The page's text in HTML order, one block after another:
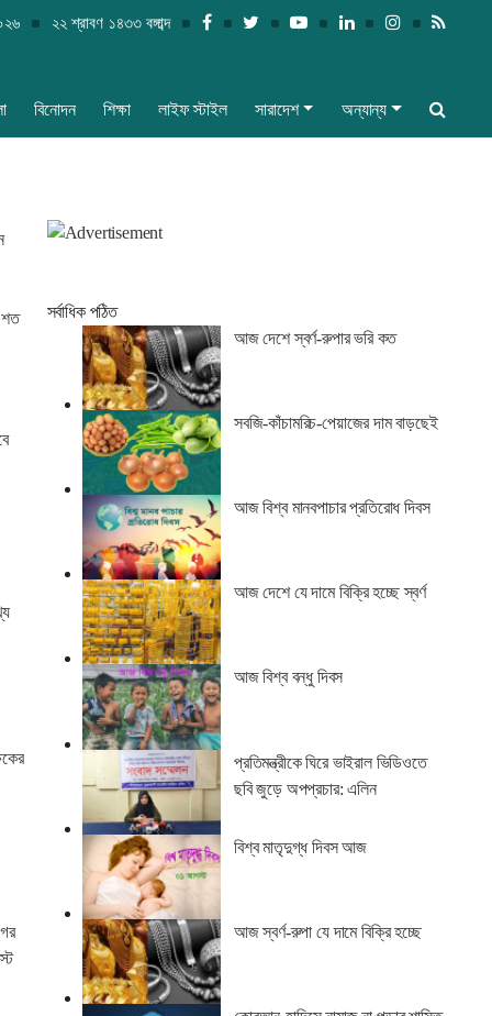
২২ শ্রাবণ ১৪৩৩ বঙ্গাব্দ
বিনোদন শিক্ষা লাইফ স্টাইল সারাদেশ অন্যান্য
শত
সর্বাধিক পঠিত
আজ দেশে স্বর্ণ-রুপার ভরি কত
সবজি-কাঁচামরিচ-পেয়াজের দাম বাড়ছেই
আজ বিশ্ব মানবপাচার প্রতিরোধ দিবস
আজ দেশে যে দামে বিক্রি হচ্ছে স্বর্ণ
আজ বিশ্ব বন্ধু দিবস
প্রতিমন্ত্রীকে ঘিরে ভাইরাল ভিডিওতে
ছবি জুড়ে অপপ্রচার: এলিন
বিশ্ব মাতৃদুগ্ধ দিবস আজ
আজ স্বর্ণ-রুপা যে দামে বিক্রি হচ্ছে